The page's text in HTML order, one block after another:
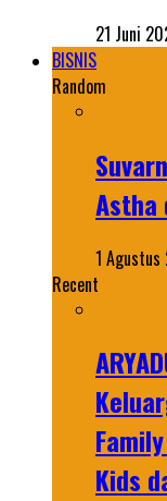
21 Juni
BISNIS
Random
Astha
1
Recent
Kids